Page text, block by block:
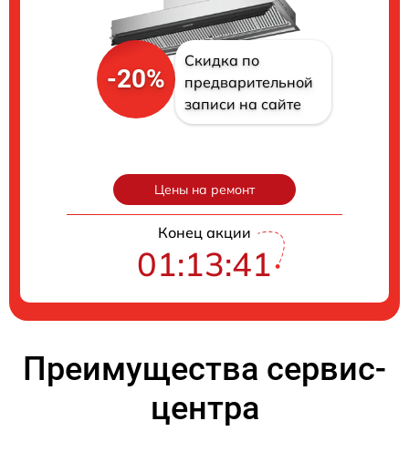
-20%
Скидка по
предварительной
записи на сайте
Цены на ремонт
Конец акции
01:13:40
Преимущества сервис-
центра